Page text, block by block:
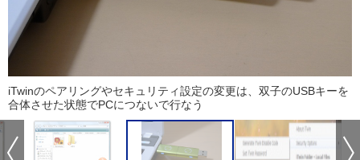
iTwinのペアリングやセキュリティ設定の変更は、双子のUSBキーを
合体させた状態でPCにつないで行なう